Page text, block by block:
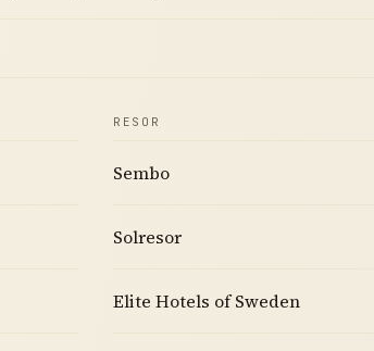
RESOR
Sembo
Solresor
Elite Hotels of Sweden